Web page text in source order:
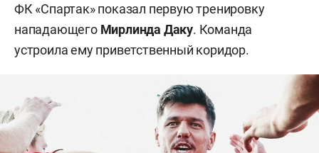
ФК «Спартак» показал первую тренировку
нападающего Мирлинда Даку. Команда
устроила ему приветственный коридор.